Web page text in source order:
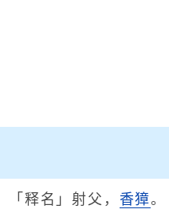
「释名」射父， 香獐。